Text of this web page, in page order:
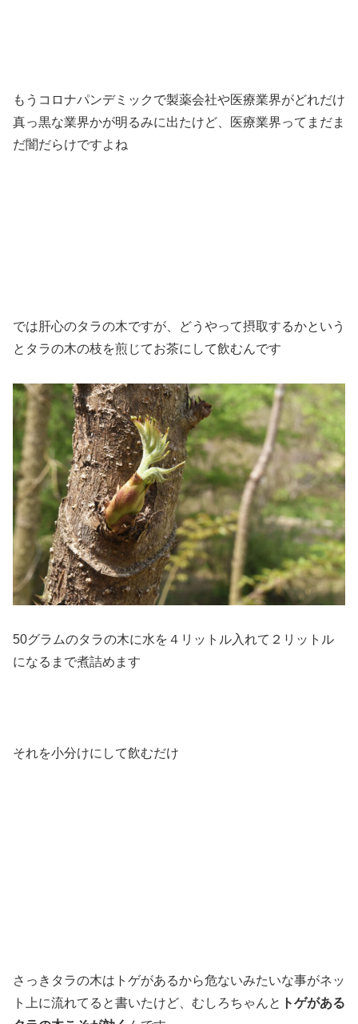
もうコロナパンデミックで製薬会社や医療業界がどれだけ
真っ黒な業界かが明るみに出たけど、医療業界ってまだま
だ闇だらけですよね
では肝心のタラの木ですが、どうやって摂取するかという
とタラの木の枝を煎じてお茶にして飲むんです
50グラムのタラの木に水を４リットル入れて２リットル
になるまで煮詰めます
それを小分けにして飲むだけ
さっきタラの木はトゲがあるから危ないみたいな事がネッ
ト上に流れてると書いたけど、むしろちゃんと トゲがある